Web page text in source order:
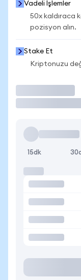
Vadeli İşlemler
50x kaldıraca
pozisyon alın.
Stake Et
Kriptonuzu
15dk